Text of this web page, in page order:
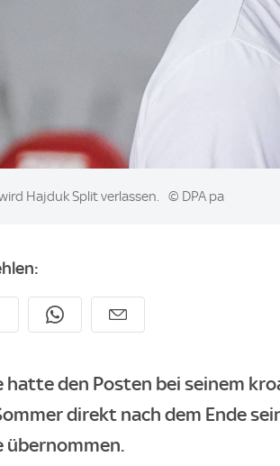
Hajduk Split verlassen. © DPA pa
hatte den Posten bei seinem
direkt nach dem Ende
übernommen.